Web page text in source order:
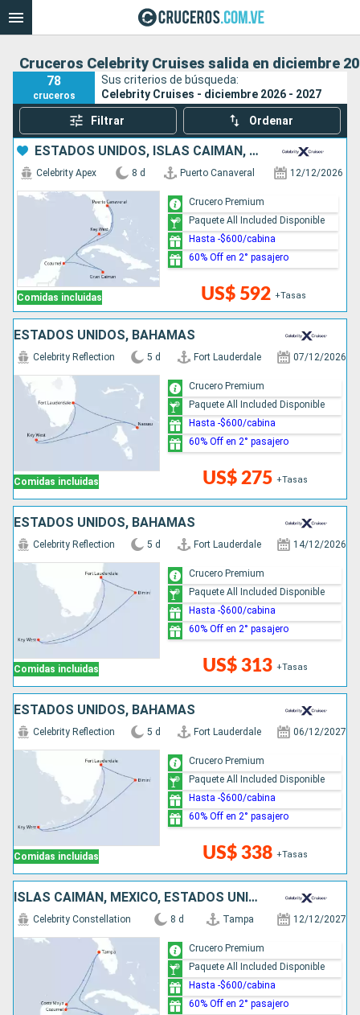
Cruceros Celebrity Cruises salida en diciembre
78
cruceros
Sus criterios de búsqueda:
Celebrity Cruises - diciembre 2026 - 2027
Filtrar Ordenar
ESTADOS UNIDOS, ISLAS CAIMÁN, MÉXICO
Comidas incluidas
Celebrity Apex 8 d Puerto Canaveral 12/12/2026
US$ 592 +Tasas
Crucero Premium
Paquete All Included Disponible
Hasta -$600/cabina
60% Off en 2° pasajero
ESTADOS UNIDOS, BAHAMAS
Comidas incluidas
Celebrity Reflection 5 d Fort Lauderdale 07/12/2026
US$ 275 +Tasas
Crucero Premium
Paquete All Included Disponible
Hasta -$600/cabina
60% Off en 2° pasajero
ESTADOS UNIDOS, BAHAMAS
Comidas incluidas
Celebrity Reflection 5 d Fort Lauderdale 14/12/2026
US$ 313 +Tasas
Crucero Premium
Paquete All Included Disponible
Hasta -$600/cabina
60% Off en 2° pasajero
ESTADOS UNIDOS, BAHAMAS
Comidas incluidas
Celebrity Reflection 5 d Fort Lauderdale 06/12/2027
US$ 338 +Tasas
Crucero Premium
Paquete All Included Disponible
Hasta -$600/cabina
60% Off en 2° pasajero
ISLAS CAIMÁN, MÉXICO, ESTADOS UNIDOS
Celebrity Constellation 8 d Tampa 12/12/2027
Crucero Premium
Paquete All Included Disponible
Hasta -$600/cabina
60% Off en 2° pasajero